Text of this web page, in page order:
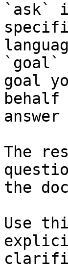
`ask`
`goal`
goal
The
the
Use